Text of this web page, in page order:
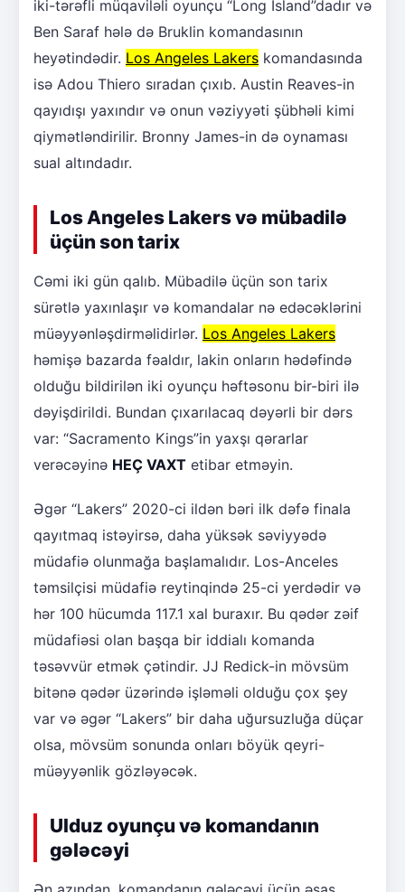
iki-tərəfli müqaviləli oyunçu “Long Island”dadır və
Ben Saraf hələ də Bruklin komandasının
heyətindədir. Los Angeles Lakers komandasında
isə Adou Thiero sıradan çıxıb. Austin Reaves-in
qayıdışı yaxındır və onun vəziyyəti şübhəli kimi
qiymətləndirilir. Bronny James-in də oynaması
sual altındadır.
Los Angeles Lakers və mübadilə
üçün son tarix
Cəmi iki gün qalıb. Mübadilə üçün son tarix
sürətlə yaxınlaşır və komandalar nə edəcəklərini
müəyyənləşdirməlidirlər. Los Angeles Lakers
həmişə bazarda fəaldır, lakin onların hədəfində
olduğu bildirilən iki oyunçu həftəsonu bir-biri ilə
dəyişdirildi. Bundan çıxarılacaq dəyərli bir dərs
var: “Sacramento Kings”in yaxşı qərarlar
verəcəyinə HEÇ VAXT etibar etməyin.
Əgər “Lakers” 2020-ci ildən bəri ilk dəfə finala
qayıtmaq istəyirsə, daha yüksək səviyyədə
müdafiə olunmağa başlamalıdır. Los-Anceles
təmsilçisi müdafiə reytinqində 25-ci yerdədir və
hər 100 hücumda 117.1 xal buraxır. Bu qədər zəif
müdafiəsi olan başqa bir iddialı komanda
təsəvvür etmək çətindir. JJ Redick-in mövsüm
bitənə qədər üzərində işləməli olduğu çox şey
var və əgər “Lakers” bir daha uğursuzluğa düçar
olsa, mövsüm sonunda onları böyük qeyri-
müəyyənlik gözləyəcək.
Ulduz oyunçu və komandanın
gələcəyi